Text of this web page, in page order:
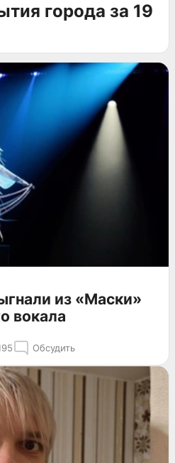
города за 19
из «Маски»
вокала
Обсудить